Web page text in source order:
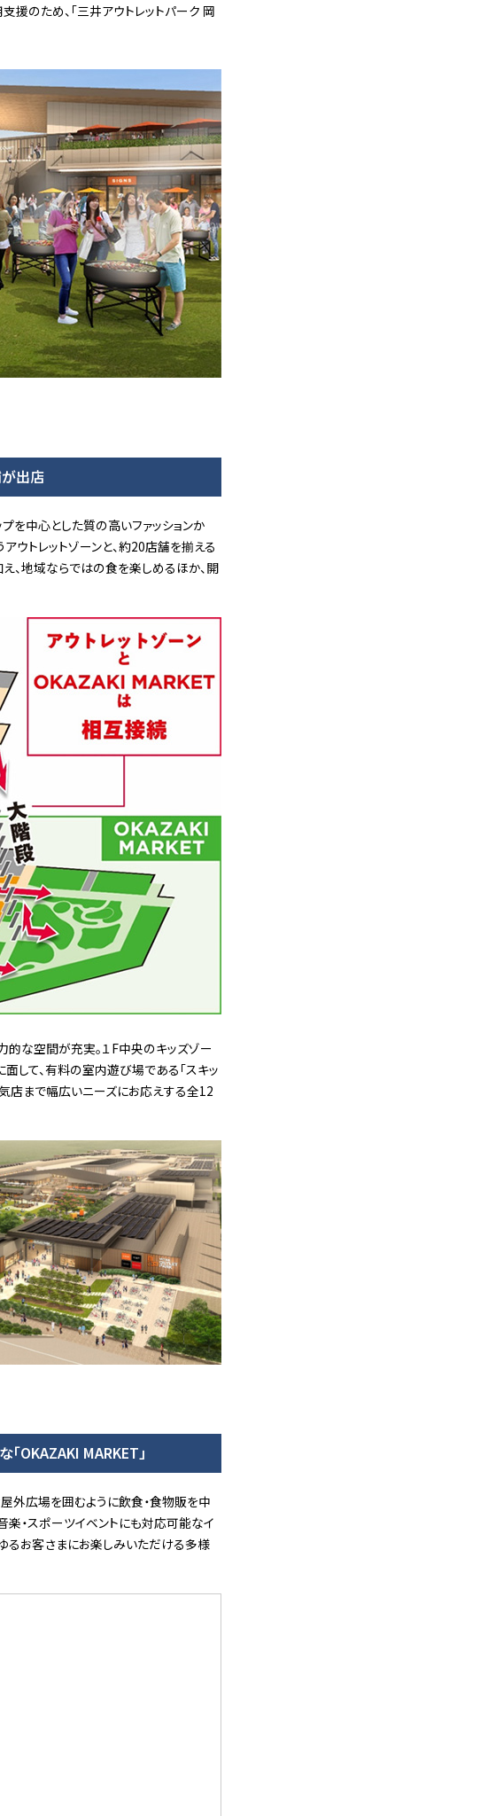
のため、「三井アウトレットパーク 岡
が出店
を中心とした質の高いファッションか
ウトレットゾーンと、約20店舗を揃える
、地域ならではの食を楽しめるほか、開
的な空間が充実。１F中央のキッズゾー
して、有料の室内遊び場である「スキッ
店まで幅広いニーズにお応えする全12
OKAZAKI MARKET」
外広場を囲むように飲食・食物販を中
・スポーツイベントにも対応可能なイ
るお客さまにお楽しみいただける多様